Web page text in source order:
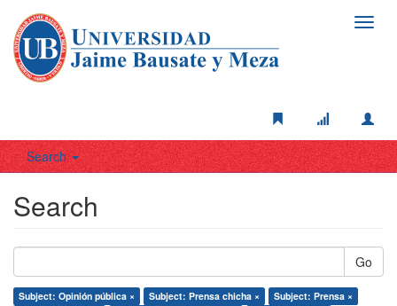
Search
Search
Go
Subject: Opinión pública × Subject: Prensa chicha ×
Subject: Prensa ×